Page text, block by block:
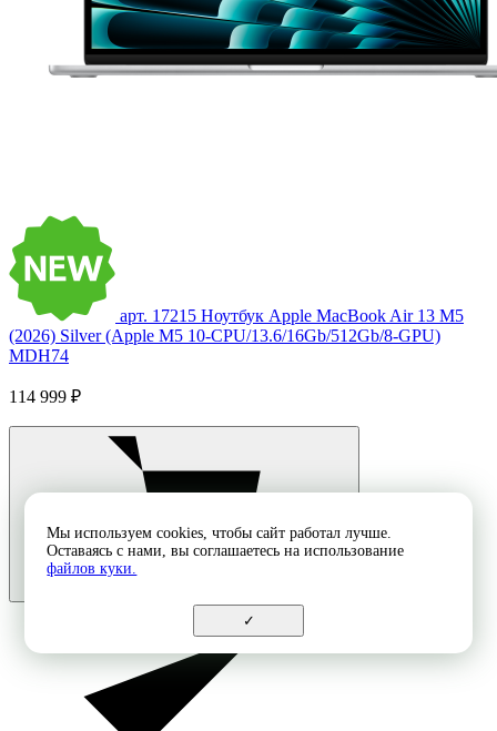
арт. 17215 Ноутбук Apple MacBook Air 13 M5
(2026) Silver (Apple M5 10-CPU/13.6/16Gb/512Gb/8-GPU)
MDH74
114 999 ₽
Мы используем cookies, чтобы сайт работал лучше.
Оставаясь с нами, вы соглашаетесь на использование
файлов куки.
✓